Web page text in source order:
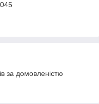
за домовленістю